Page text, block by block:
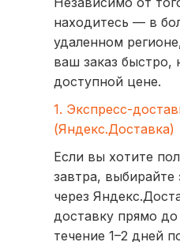
находитесь — в
удаленном
ваш заказ быстро,
доступной цене.
1. Экспресс-
(Яндекс.Доставка)
Если вы хотите
завтра, выбирайте
через
доставку прямо
течение 1–2 дней